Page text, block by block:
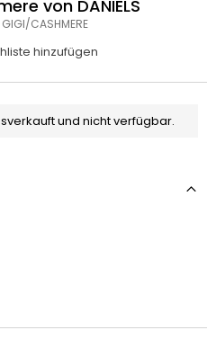
von DANIELS
CASHMERE
hinzufügen
und nicht verfügbar.